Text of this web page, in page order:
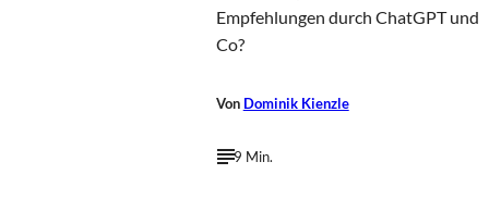
Empfehlungen durch ChatGPT und
Co?
Von Dominik Kienzle
9 Min.